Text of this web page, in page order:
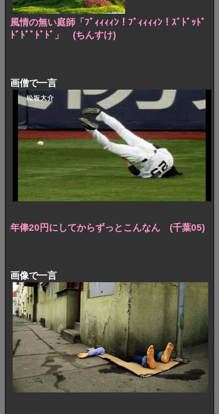
風情の無い庭師「ﾌﾞｨｨｨｨﾝ！ﾌﾞｨｨｨｨﾝ！ｽﾞﾄﾞｯﾄﾞ
ﾄﾞﾄﾞﾞﾄﾞﾄﾞ」 (ちんすけ)
画僧で一言
年俸20円にしてからずっとこんなん (千葉05)
画像で一言